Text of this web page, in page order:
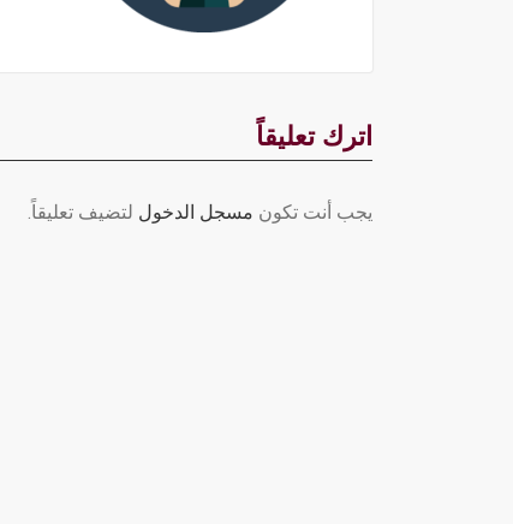
اترك تعليقاً
يجب أنت تكون مسجل الدخول لتضيف تعليقاً.